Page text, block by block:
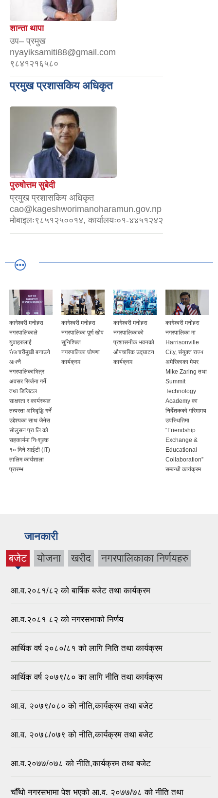
शान्ता थापा
उप– प्रमुख
nyayiksamiti88@gmail.com
९८४१२१६५८०
प्रमुख प्रशासकिय अधिकृत
पुरुषोत्तम सुबेदी
प्रमुख प्रशासकिय अधिकृत
cao@kageshworimanoharamun.gov.np
मोबाइलः९८५१२५००१४, कार्यालयः०१-४४५१२४२
कागेश्वरी मनोहरा
नगरपालिकाले
युवाहरुलाई
रोजगारीमुखी बनाउने
आफ्नै
नगरपालिकाभित्र
अवसर सिर्जना गर्ने
तथा डिजिटल
साक्षरता र कार्यस्थल
तत्परता अभिवृद्धि गर्ने
उद्देश्यका साथ जेनेस
सोलुसन प्रा.लि.को
सहकार्यमा निःशुल्क
१० दिने आईटी (IT)
तालिम कार्यशाला
प्रारम्भ
कागेश्वरी मनोहरा
नगरपालिका पूर्ण खोप
सुनिश्चित
नगरपालिका घोषणा
कार्यक्रम
कागेश्वरी मनोहरा
नगरपालिकाको
प्रशासनीक भवनको
औपचारिक उद्घाटन
कार्यक्रम
कागेश्वरी मनोहरा
नगरपालिका मा
Harrisonville
City, संयुक्त राज्य
अमेरिकाका मेयर
Mike Zaring तथा
Summit
Technology
Academy का
निर्देशकको गरिमामय
उपस्थितिमा
“Friendship
Exchange &
Educational
Collaboration”
सम्बन्धी कार्यक्रम
जानकारी
बजेट
(active
योजना खरीद नगरपालिकाका निर्णयहरु
आ.व.२०८१/८२ को बार्षिक बजेट तथा कार्यक्रम
आ.व.२०८१ ८२ को नगरसभाको निर्णय
आर्थिक वर्ष २०८०/८१ को लागि निति तथा कार्यक्रम
आर्थिक वर्ष २०७९/८० का लागि नीति तथा कार्यक्रम
आ.व. २०७९/०८० को नीति,कार्यक्रम तथा बजेट
आ.व. २०७८/०७९ को नीति,कार्यक्रम तथा बजेट
आ.व.२०७७/०७८ को नीति,कार्यक्रम तथा बजेट
चौँथो नगरसभामा पेश भएको आ.व. २०७७/७८ को नीति तथा